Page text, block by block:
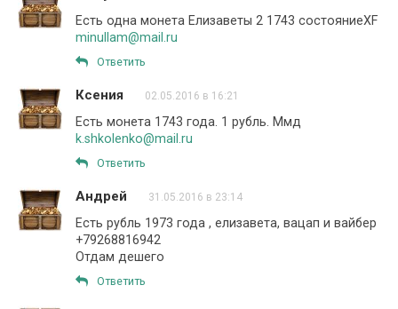
Есть одна монета Елизаветы 2 1743 состояниеXF
minullam@mail.ru
Ответить
Ксения 02.05.2016 в 16:21
Есть монета 1743 года. 1 рубль. Ммд
k.shkolenko@mail.ru
Ответить
Андрей 31.05.2016 в 23:14
Есть рубль 1973 года , елизавета, вацап и вайбер
+79268816942
Отдам дешего
Ответить